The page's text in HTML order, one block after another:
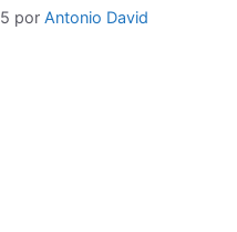
por Antonio David